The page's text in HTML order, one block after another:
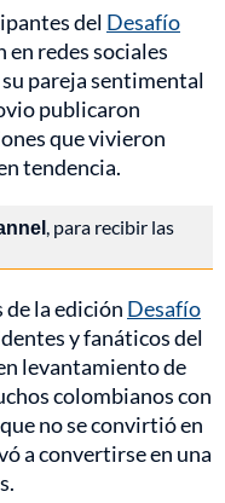
del Desafío
en redes sociales
su pareja sentimental
publicaron
que vivieron
tendencia.
, para recibir las
la edición Desafío
y fanáticos del
levantamiento de
colombianos con
no se convirtió en
a convertirse en una